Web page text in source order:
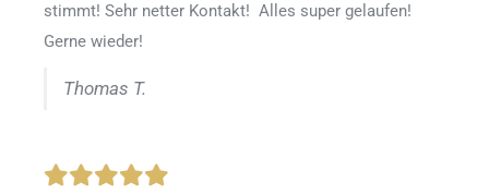
stimmt! Sehr netter Kontakt! Alles super gelaufen!
Gerne wieder!
Thomas T.